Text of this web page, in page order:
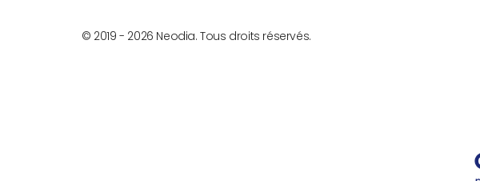
© 2019 - 2026 Neodia. Tous droits réservés.